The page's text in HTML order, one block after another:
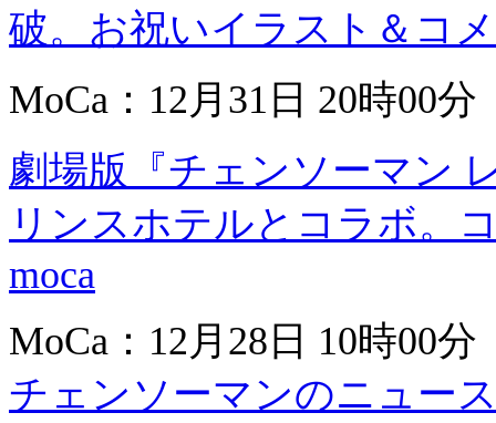
破。お祝いイラスト＆コ
MoCa：12月31日 20時00分
劇場版『チェンソーマン
リンスホテルとコラボ。
moca
MoCa：12月28日 10時00分
チェンソーマンのニュー